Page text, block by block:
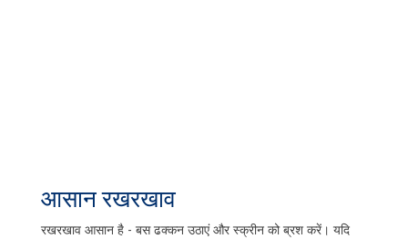
आसान रखरखाव
रखरखाव आसान है - बस ढक्कन उठाएं और स्क्रीन को ब्रश करें। यदि